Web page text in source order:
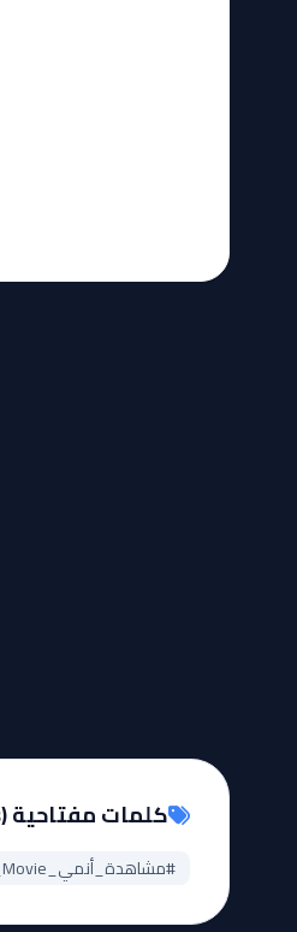
كلمات مفتاحية (Tags)
#مشاهدة_أنمي_Boruto:_Naruto_the_Movie